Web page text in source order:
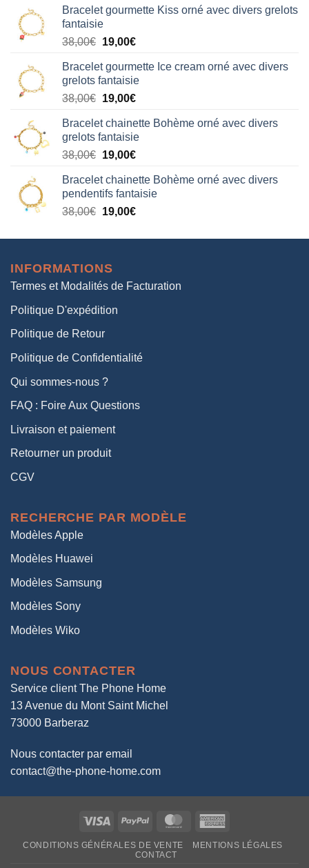
initial
était :
38,00€.
actuel
19,00€.
Bracelet gourmette Kiss orné avec divers grelots
fantaisie
38,00€ Le
initial
était :
38,00€.
19,00€Le
actuel
est :
19,00€.
Bracelet gourmette Ice cream orné avec divers
grelots fantaisie
38,00€ Le
initial
était :
38,00€.
19,00€Le
actuel
est :
19,00€.
Bracelet chainette Bohème orné avec divers
grelots fantaisie
38,00€ Le
initial
était :
38,00€.
19,00€Le
actuel
est :
19,00€.
Bracelet chainette Bohème orné avec divers
pendentifs fantaisie
38,00€ Le
initial
38,00€.
19,00€Le
actuel
INFORMATIONS
Termes et Modalités de Facturation
Politique D'expédition
Politique de Retour
Politique de Confidentialité
Qui sommes-nous ?
FAQ : Foire Aux Questions
Livraison et paiement
Retourner un produit
CGV
RECHERCHE PAR MODÈLE
Modèles Apple
Modèles Huawei
Modèles Samsung
Modèles Sony
Modèles Wiko
NOUS CONTACTER
Service client The Phone Home
13 Avenue du Mont Saint Michel
73000 Barberaz
Nous contacter par email
contact@the-phone-home.com
Visa PayPal MasterCard
CONDITIONS GÉNÉRALES DE VENTE
MENTIONS LÉGALES
CONTACT